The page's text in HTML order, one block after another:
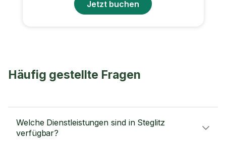
Jetzt buchen
Häufig gestellte Fragen
Welche Dienstleistungen sind in Steglitz
verfügbar?